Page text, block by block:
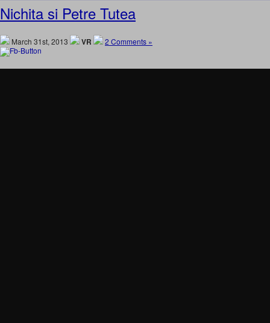
Nichita si Petre Tutea
March 31st, 2013 VR 2 Comments »